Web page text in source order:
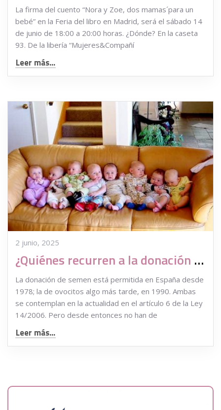
La firma del cuento “Nora y Zoe, dos mamas´para un
bebé” en la Feria del libro en Madrid, será el sábado 14
de junio de 18:00 a 20:00 horas. ¿Dónde? En la caseta
93. De la libería “Mujeres&Compañí
Leer más...
2 junio, 2025
¿Quiénes recurren a la donación de gametos?
La donación de semen está permitida en España desde
1978; la de ovocitos algo más tarde, en 1990. Ambas
se contemplan en la actualidad en el artículo 6 de la Ley
14/2006. Pero desde entonces no han de
Leer más...